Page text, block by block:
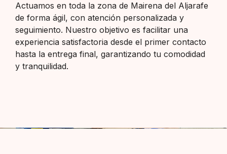
Actuamos en toda la zona de Mairena del Aljarafe
de forma ágil, con atención personalizada y
seguimiento. Nuestro objetivo es facilitar una
experiencia satisfactoria desde el primer contacto
hasta la entrega final, garantizando tu comodidad
y tranquilidad.